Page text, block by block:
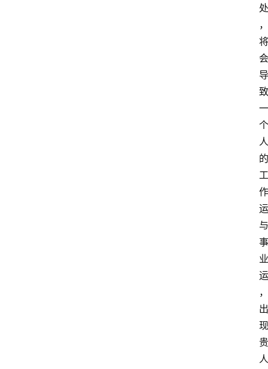
处
，
将
会
导
致
一
个
人
的
工
作
运
与
事
业
运
，
出
现
贵
人